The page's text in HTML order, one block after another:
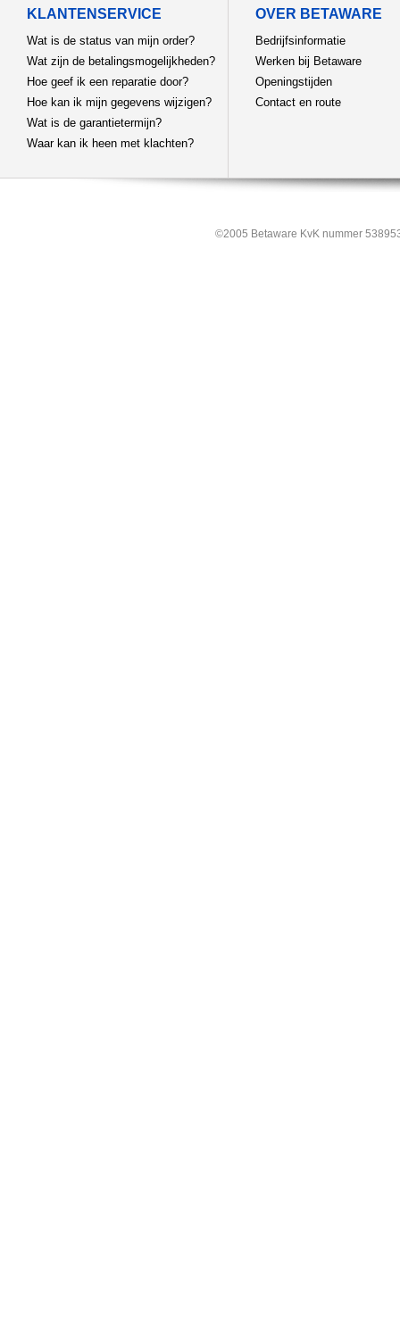
KLANTENSERVICE
Wat is de status van mijn order?
Wat zijn de betalingsmogelijkheden?
Hoe geef ik een reparatie door?
Hoe kan ik mijn gegevens wijzigen?
Wat is de garantietermijn?
Waar kan ik heen met klachten?
OVER BETAWARE
Bedrijfsinformatie
Werken bij Betaware
Openingstijden
Contact en route
©2005 Betaware KvK nummer